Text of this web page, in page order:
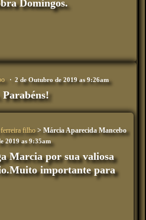
Domingos.
2 de Outubro de 2019 as 9:26am
filho> Márcia Aparecida Mancebo
2019 as 9:35am
Marcia por sua valiosa
importante para